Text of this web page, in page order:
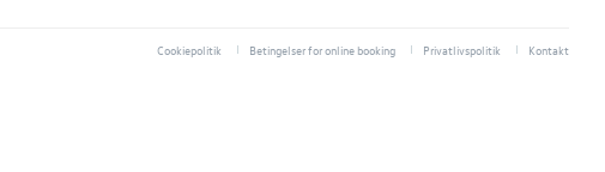
Cookiepolitik Betingelser for online booking Privatlivspolitik Kontakt